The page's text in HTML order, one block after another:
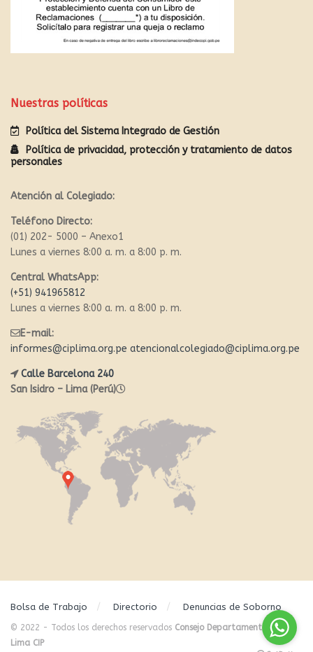
Nuestras políticas
Política del Sistema Integrado de Gestión
Política de privacidad, protección y tratamiento de datos
personales
Atención al Colegiado:
Teléfono Directo:
(01) 202- 5000 – Anexo1
Lunes a viernes 8:00 a. m. a 8:00 p. m.
Central WhatsApp:
(+51) 941965812
Lunes a viernes 8:00 a. m. a 8:00 p. m.
E-mail:
informes@ciplima.org.pe atencionalcolegiado@ciplima.org.pe
Calle Barcelona 240
San Isidro – Lima (Perú)
Bolsa de Trabajo Directorio Denuncias de Soborno
© 2022 - Todos los derechos reservados Consejo Departamental de
Lima CIP